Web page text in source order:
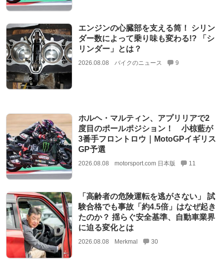
エンジンの心臓部を支える筒！ シリン
ダー数によって乗り味も変わる!? 「シ
リンダー」とは？
2026.08.08 バイクのニュース 9
ホルヘ・マルティン、アプリリアで2
度目のポールポジション！ 小椋藍が
3番手フロントロウ｜MotoGPイギリス
GP予選
2026.08.08 motorsport.com 日本版 11
「高齢者の危険運転を逃がさない」 試
験合格でも事故「約4.5倍」はなぜ起き
たのか？ 揺らぐ安全基準、自動車業界
に迫る変化とは
2026.08.08 Merkmal 30